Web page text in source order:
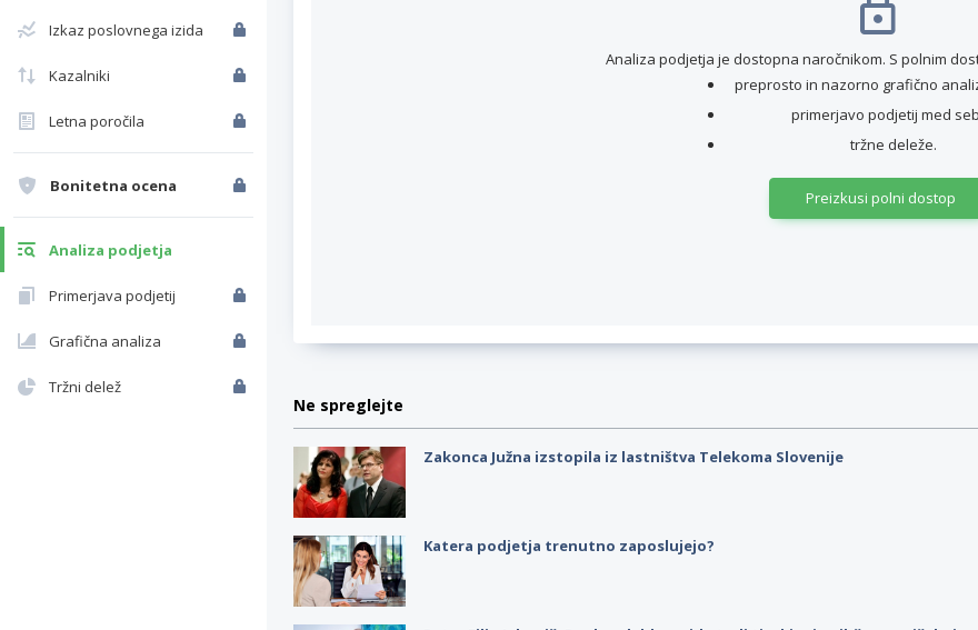
Izkaz poslovnega izida
Kazalniki
Letna poročila
Bonitetna ocena
Analiza podjetja
Primerjava podjetij
Grafična analiza
Tržni delež
Analiza podjetja je dostopna naročnikom. S polnim
preprosto in nazorno grafično
primerjavo podjetij med
tržne deleže.
Preizkusi polni dostop
Ne spreglejte
Zakonca Južna izstopila iz lastništva Telekoma Slovenije
Katera podjetja trenutno zaposlujejo?